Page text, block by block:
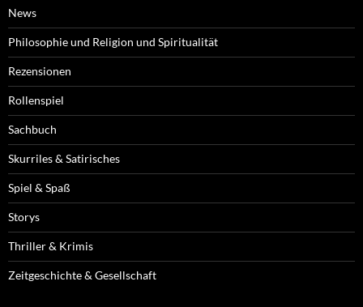
News
Philosophie und Religion und Spiritualität
Rezensionen
Rollenspiel
Sachbuch
Skurriles & Satirisches
Spiel & Spaß
Storys
Thriller & Krimis
Zeitgeschichte & Gesellschaft